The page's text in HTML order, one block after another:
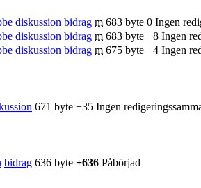
diskussion bidrag m 683 byte 0 Ingen
diskussion bidrag m 683 byte +8 Ingen
diskussion bidrag m 675 byte +4 Ingen
671 byte +35 Ingen
bidrag 636 byte +636 Påbörjad